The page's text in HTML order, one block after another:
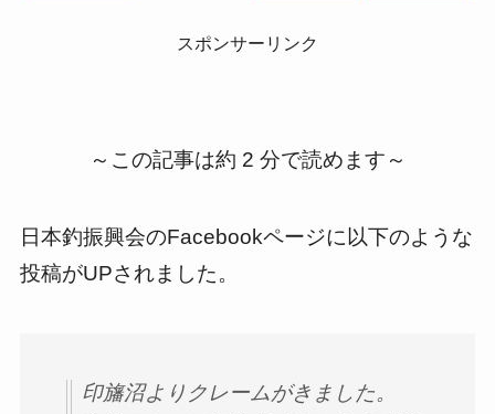
スポンサーリンク
～この記事は約 2 分で読めます～
日本釣振興会のFacebookページに以下のような
投稿がUPされました。
印旛沼よりクレームがきました。